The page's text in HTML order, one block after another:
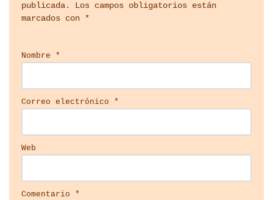
publicada.
Los campos obligatorios están
marcados con *
Nombre *
Correo electrónico *
Web
Comentario *